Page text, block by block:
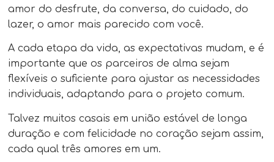
amor do desfrute, da conversa, do cuidado, do
lazer, o amor mais parecido com você.
A cada etapa da vida, as expectativas mudam, e é
importante que os parceiros de alma sejam
flexíveis o suficiente para ajustar as necessidades
individuais, adaptando para o projeto comum.
Talvez muitos casais em união estável de longa
duração e com felicidade no coração sejam assim,
cada qual três amores em um.